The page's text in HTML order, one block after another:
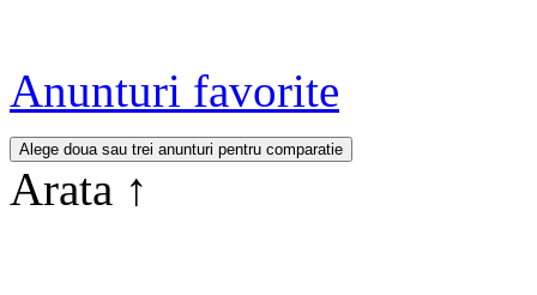
Anunturi favorite
Arata ↑